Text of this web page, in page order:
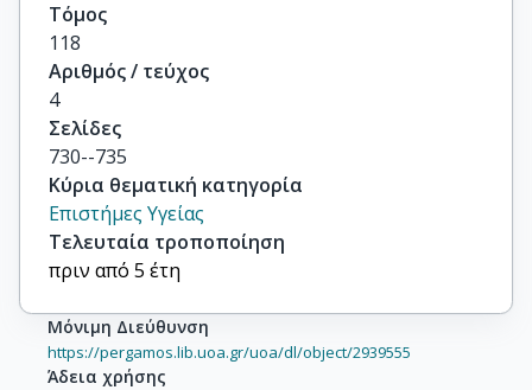
Τόμος
118
Αριθμός / τεύχος
4
Σελίδες
730--735
Κύρια θεματική κατηγορία
Επιστήμες Υγείας
Τελευταία τροποποίηση
πριν από 5 έτη
Μόνιμη Διεύθυνση
https://pergamos.lib.uoa.gr/uoa/dl/object/2939555
Άδεια χρήσης